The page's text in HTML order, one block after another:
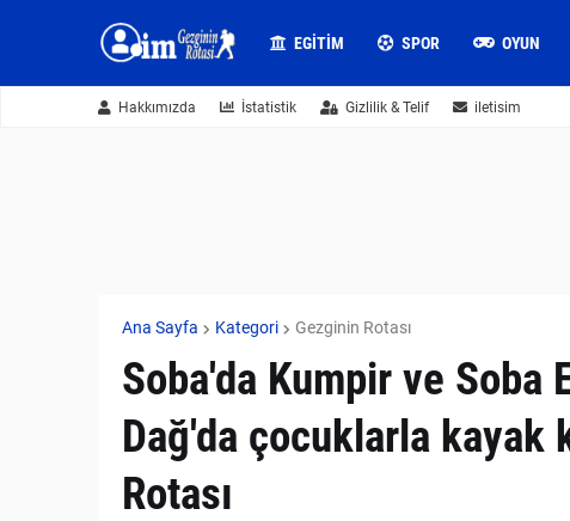
EGITIM SPOR OYUN
Hakkımızda İstatistik Gizlilik & Telif iletisim
Ana Sayfa Kategori Gezginin Rotası
Soba'da Kumpir ve Soba
Dağ'da çocuklarla kayak
Rotası